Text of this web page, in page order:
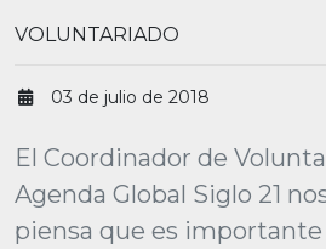
VOLUNTARIADO
03 de julio de 2018
El Coordinador de
Agenda Global Siglo 21
piensa que es importante